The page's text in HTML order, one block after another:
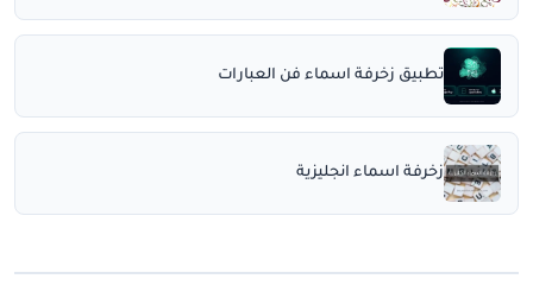
تطبيق زخرفة اسماء فن العبارات
زخرفة اسماء انجليزية